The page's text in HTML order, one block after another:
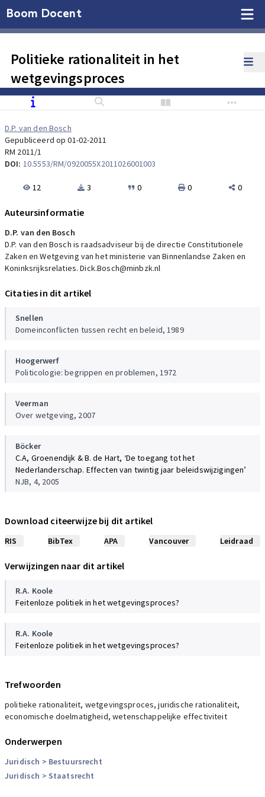
Boom Docent
Politieke rationaliteit in het
wetgevingsproces
D.P. van den Bosch
Gepubliceerd op 01-02-2011
RM 2011/1
DOI: 10.5553/RM/0920055X2011026001003
12 3 0 0 0
Auteursinformatie
D.P. van den Bosch
D.P. van den Bosch is raadsadviseur bij de directie Constitutionele
Zaken en Wetgeving van het ministerie van Binnenlandse Zaken en
Koninksrijksrelaties. Dick.Bosch@minbzk.nl
Citaties in dit artikel
Snellen
Domeinconflicten tussen recht en beleid, 1989
Hoogerwerf
Politicologie: begrippen en problemen, 1972
Veerman
Over wetgeving, 2007
Böcker
C.A, Groenendijk & B. de Hart, ‘De toegang tot het
Nederlanderschap. Effecten van twintig jaar beleidswijzigingen’
NJB, 4, 2005
Download citeerwijze bij dit artikel
RIS BibTex APA Vancouver Leidraad
Verwijzingen naar dit artikel
R.A. Koole
Feitenloze politiek in het wetgevingsproces?
R.A. Koole
Feitenloze politiek in het wetgevingsproces?
Trefwoorden
politieke rationaliteit, wetgevingsproces, juridische rationaliteit,
economische doelmatigheid, wetenschappelijke effectiviteit
Onderwerpen
Juridisch > Bestuursrecht
Juridisch > Staatsrecht